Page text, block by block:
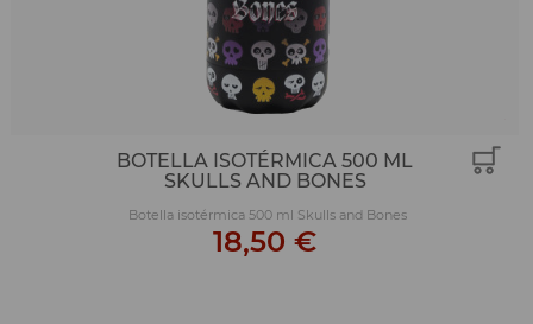
BOTELLA ISOTÉRMICA 500 ML
SKULLS AND BONES
Botella isotérmica 500 ml Skulls and Bones
18,50 €